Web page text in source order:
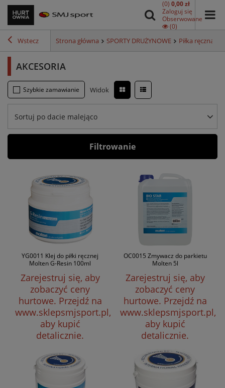
(0) 0,00 zł
Zaloguj się
Obserwowane
(0)
Wstecz Strona główna SPORTY DRUŻYNOWE Piłka ręczna
AKCESORIA
Szybkie zamawianie Widok
Sortuj po dacie malejąco
Filtrowanie
YG0011 Klej do piłki ręcznej
Molten G-Resin 100ml
Zarejestruj się, aby
zobaczyć ceny
hurtowe. Przejdź na
www.sklepsmjsport.pl,
aby kupić
detalicznie.
OC0015 Zmywacz do parkietu
Molten 5l
Zarejestruj się, aby
zobaczyć ceny
hurtowe. Przejdź na
www.sklepsmjsport.pl,
aby kupić
detalicznie.